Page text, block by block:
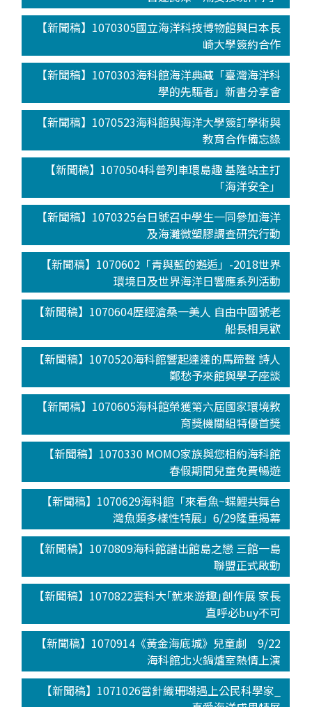
【新聞稿】1070305國立海洋科技博物館與日本長
崎大學簽約合作
【新聞稿】1070303海科館海洋典藏「臺灣海洋科
學的先驅者」新書分享會
【新聞稿】1070523海科館與海洋大學簽訂學術與
教育合作備忘錄
【新聞稿】1070504科普列車環島趣 基隆站主打
「海洋安全」
【新聞稿】1070325台日號召中學生一同參加海洋
及海灘微塑膠調查研究行動
【新聞稿】1070602「青與藍的邂逅」-2018世界
環境日及世界海洋日響應系列活動
【新聞稿】1070604歷經滄桑一美人 自由中國號老
船長相見歡
【新聞稿】1070520海科館響起達達的馬蹄聲 詩人
鄭愁予來館與學子座談
【新聞稿】1070605海科館榮獲第六屆國家環境教
育獎機關組特優首獎
【新聞稿】1070330 MOMO家族與您相約海科館
春假期間兒童免費暢遊
【新聞稿】1070629海科館「來看魚~蝶鯉共舞台
灣魚類多樣性特展」6/29隆重揭幕
【新聞稿】1070809海科館譜出館島之戀 三館一島
聯盟正式啟動
【新聞稿】1070822雲科大｢魷來游趣｣創作展 家長
直呼必buy不可
【新聞稿】1070914《黃金海底城》兒童劇 9/22
海科館北火鍋爐室熱情上演
【新聞稿】1071026當針織珊瑚遇上公民科學家_